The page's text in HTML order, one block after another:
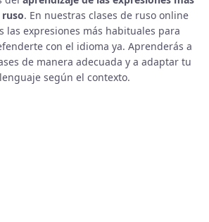
. En nuestras clases de ruso online
las expresiones más habituales para
con el idioma ya. Aprenderás a
de manera adecuada y a adaptar tu
lenguaje según el contexto.